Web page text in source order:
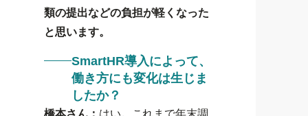
類の提出などの負担が軽くなった
と思います。
SmartHR導入によって、
働き方にも変化は生じま
したか？
橋本さん： はい。これまで年末調